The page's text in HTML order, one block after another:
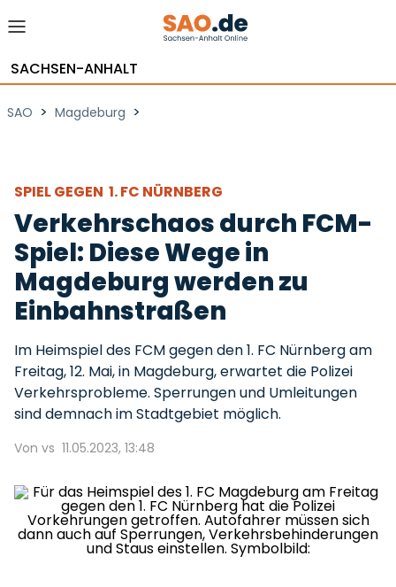
SACHSEN-ANHALT
SAO > Magdeburg >
SPIEL GEGEN 1. FC NÜRNBERG
Verkehrschaos durch FCM-
Spiel: Diese Wege in
Magdeburg werden zu
Einbahnstraßen
Im Heimspiel des FCM gegen den 1. FC Nürnberg am
Freitag, 12. Mai, in Magdeburg, erwartet die Polizei
Verkehrsprobleme. Sperrungen und Umleitungen
sind demnach im Stadtgebiet möglich.
Von vs 11.05.2023, 13:48